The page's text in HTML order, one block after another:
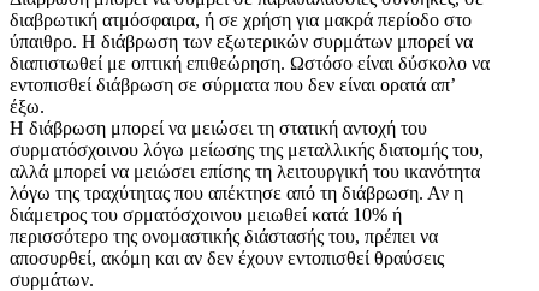
διαβρωτική ατμόσφαιρα, ή σε χρήση για μακρά περίοδο στο
ύπαιθρο. Η διάβρωση των εξωτερικών συρμάτων μπορεί να
διαπιστωθεί με οπτική επιθεώρηση. Ωστόσο είναι δύσκολο να
εντοπισθεί διάβρωση σε σύρματα που δεν είναι ορατά απ’
έξω.
Η διάβρωση μπορεί να μειώσει τη στατική αντοχή του
συρματόσχοινου λόγω μείωσης της μεταλλικής διατομής του,
αλλά μπορεί να μειώσει επίσης τη λειτουργική του ικανότητα
λόγω της τραχύτητας που απέκτησε από τη διάβρωση. Αν η
διάμετρος του σρματόσχοινου μειωθεί κατά 10% ή
περισσότερο της ονομαστικής διάστασής του, πρέπει να
αποσυρθεί, ακόμη και αν δεν έχουν εντοπισθεί θραύσεις
συρμάτων.